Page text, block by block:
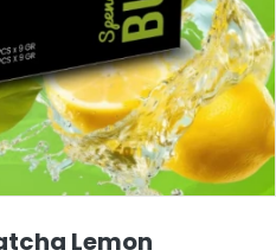
Lemon